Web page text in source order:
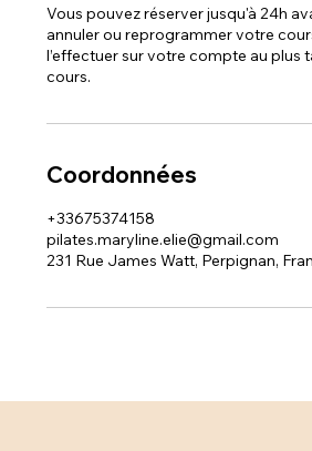
Vous pouvez réserver jusqu'à 24h
annuler ou reprogrammer votre
l’effectuer sur votre compte au plus
cours.
Coordonnées
+33675374158
pilates.maryline.elie@gmail.com
231 Rue James Watt, Perpignan,